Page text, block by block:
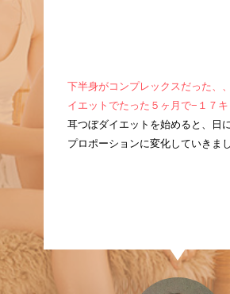
つ
痩
下半身がコンプレックスだった、
イエットでたった５ヶ月で−１７キ
耳つぼダイエットを始めると、日
プロポーションに変化していきま